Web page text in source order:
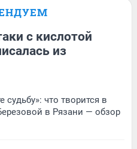
с кислотой
из
что творится в
в Рязани — обзор